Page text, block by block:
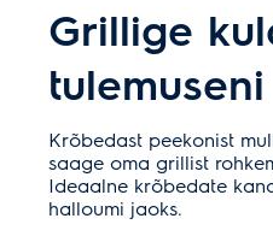
Grillige
tulemuseni
Krõbedast peekonist
saage oma grillist
Ideaalne krõbedate
halloumi jaoks.